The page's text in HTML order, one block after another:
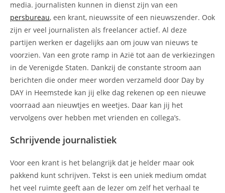
media. journalisten kunnen in dienst zijn van een
persbureau, een krant, nieuwssite of een nieuwszender. Ook
zijn er veel journalisten als freelancer actief. Al deze
partijen werken er dagelijks aan om jouw van nieuws te
voorzien. Van een grote ramp in Azië tot aan de verkiezingen
in de Verenigde Staten. Dankzij de constante stroom aan
berichten die onder meer worden verzameld door Day by
DAY in Heemstede kan jij elke dag rekenen op een nieuwe
voorraad aan nieuwtjes en weetjes. Daar kan jij het
vervolgens over hebben met vrienden en collega’s.
Schrijvende journalistiek
Voor een krant is het belangrijk dat je helder maar ook
pakkend kunt schrijven. Tekst is een uniek medium omdat
het veel ruimte geeft aan de lezer om zelf het verhaal te